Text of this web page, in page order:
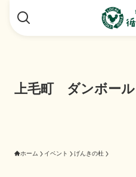
上毛町 ダンボール
ホーム イベント げんきの杜